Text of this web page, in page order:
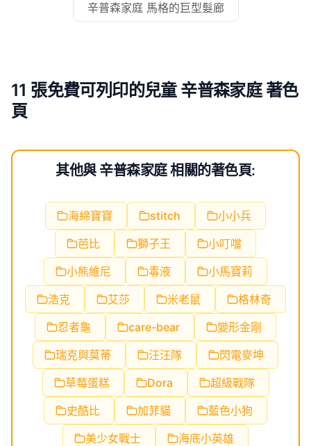
辛普森家庭 馬格的巨型髮廊
11 張免費可列印的兒童 辛普森家庭 著色
頁
其他與 辛普森家庭 相關的著色頁:
海綿寶寶 stitch
小小兵
芭比
獅子王
小叮噹
小熊維尼
毒液
小馬寶莉
浩克
艾莎 米老鼠
格林奇
忍者龜
care-bear
變形金剛
瑞克與莫蒂
汪汪隊
閃電麥坤
草莓蛋糕
Dora
超級戰隊
史酷比
加菲貓
藍色小狗
美少女戰士
海底小英雄